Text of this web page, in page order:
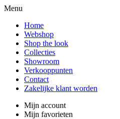
Menu
Home
Webshop
Shop the look
Collecties
Showroom
Verkooppunten
Contact
Zakelijke klant worden
Mijn account
Mijn favorieten